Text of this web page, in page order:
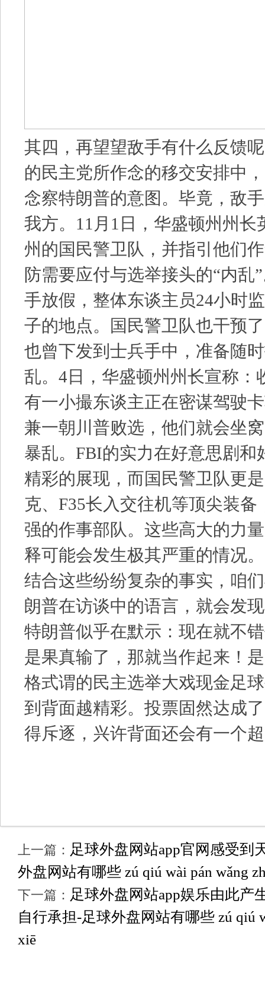
其四，再望望敌手有什么反馈
的民主党所作念的移交安排中
念察特朗普的意图。毕竟，敌
我方。11月1日，华盛顿州州长
州的国民警卫队，并指引他们
防需要应付与选举接头的“内乱
手放假，整体东谈主员24小时
子的地点。国民警卫队也干预
也曾下发到士兵手中，准备随
乱。4日，华盛顿州州长宣称：
有一小撮东谈主正在密谋驾驶
兼一朝川普败选，他们就会坐
暴乱。FBI的实力在好意思剧和
精彩的展现，而国民警卫队更
克、F35长入交往机等顶尖装备
强的作事部队。这些高大的力
释可能会发生极其严重的情况。
结合这些纷纷复杂的事实，咱
朗普在访谈中的语言，就会发
特朗普似乎在默示：现在就不
是果真输了，那就当作起来！
格式谓的民主选举大戏现金足
到背面越精彩。投票固然达成
得斥逐，兴许背面还会有一个
上一篇： 足球外盘网站app官网感受到
外盘网站有哪些 zú qiú wài pán wǎng
下一篇： 足球外盘网站app娱乐由此产
自行承担-足球外盘网站有哪些 zú qiú
xiē